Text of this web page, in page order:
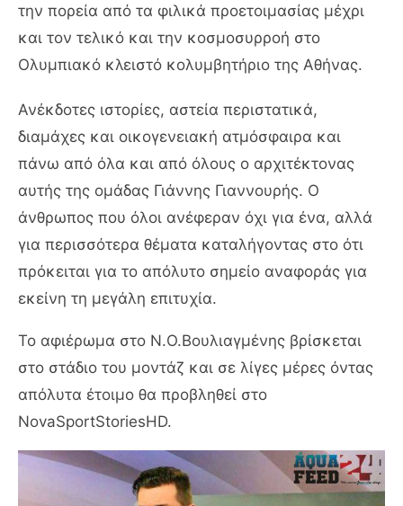
την πορεία από τα φιλικά προετοιμασίας μέχρι
και τον τελικό και την κοσμοσυρροή στο
Ολυμπιακό κλειστό κολυμβητήριο της Αθήνας.
Ανέκδοτες ιστορίες, αστεία περιστατικά,
διαμάχες και οικογενειακή ατμόσφαιρα και
πάνω από όλα και από όλους ο αρχιτέκτονας
αυτής της ομάδας Γιάννης Γιαννουρής. Ο
άνθρωπος που όλοι ανέφεραν όχι για ένα, αλλά
για περισσότερα θέματα καταλήγοντας στο ότι
πρόκειται για το απόλυτο σημείο αναφοράς για
εκείνη τη μεγάλη επιτυχία.
Το αφιέρωμα στο Ν.Ο.Βουλιαγμένης βρίσκεται
στο στάδιο του μοντάζ και σε λίγες μέρες όντας
απόλυτα έτοιμο θα προβληθεί στο
NovaSportStoriesHD.